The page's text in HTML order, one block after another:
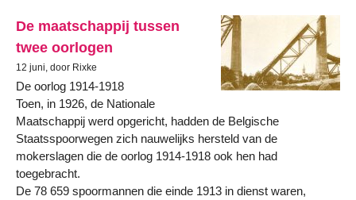
De maatschappij tussen
twee oorlogen
12 juni, door Rixke
De oorlog 1914-1918
Toen, in 1926, de Nationale
Maatschappij werd opgericht, hadden de Belgische
Staatsspoorwegen zich nauwelijks hersteld van de
mokerslagen die de oorlog 1914-1918 ook hen had
toegebracht.
De 78 659 spoormannen die einde 1913 in dienst waren,